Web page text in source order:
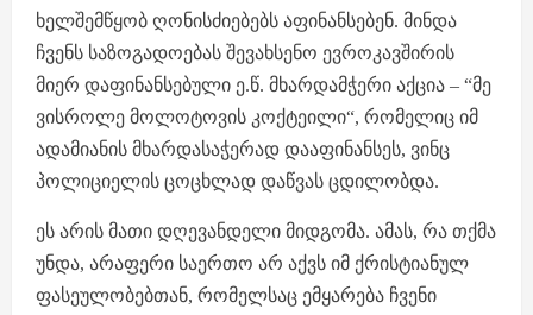
ხელშემწყობ ღონისძიებებს აფინანსებენ. მინდა
ჩვენს საზოგადოებას შევახსენო ევროკავშირის
მიერ დაფინანსებული ე.წ. მხარდამჭერი აქცია – “მე
ვისროლე მოლოტოვის კოქტეილი“, რომელიც იმ
ადამიანის მხარდასაჭერად დააფინანსეს, ვინც
პოლიციელის ცოცხლად დაწვას ცდილობდა.
ეს არის მათი დღევანდელი მიდგომა. ამას, რა თქმა
უნდა, არაფერი საერთო არ აქვს იმ ქრისტიანულ
ფასეულობებთან, რომელსაც ემყარება ჩვენი